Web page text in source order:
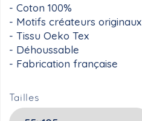
Coton 100%
Motifs créateurs originaux
Tissu Oeko Tex
Déhoussable
Fabrication française
Tailles